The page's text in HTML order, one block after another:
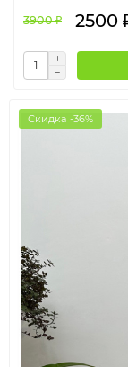
3900 ₽ 2500
Скидка -36%